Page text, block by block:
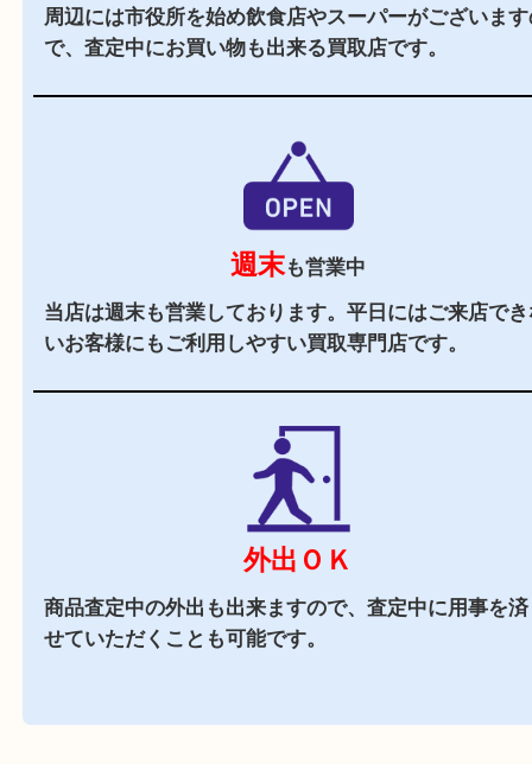
立地
阪急バス「箕面警察前」バス停前に店舗がござい
駐車場
駐車券をお渡しします。（金券は5,000円以上）
周辺には市役所を始め飲食店やスーパーがござい